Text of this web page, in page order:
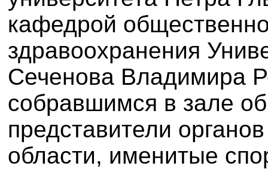
кафедрой
здравоохранения
Сеченова Владимира
собравшимся в зале
представители
области, именитые